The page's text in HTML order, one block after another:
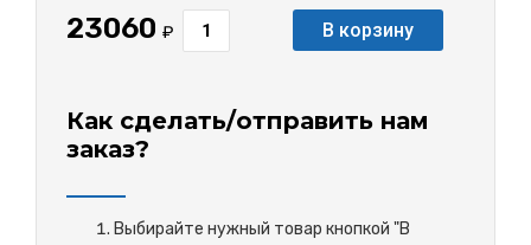
23060 ₽ В корзину
Как сделать/отправить нам
заказ?
Выбирайте нужный товар кнопкой "В